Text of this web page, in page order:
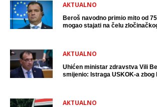
AKTUALNO
Beroš navodno primio mito od
mogao stajati na čelu
AKTUALNO
Uhićen ministar zdravstva Vili
smijenio: Istraga USKOK-a zbog
AKTUALNO